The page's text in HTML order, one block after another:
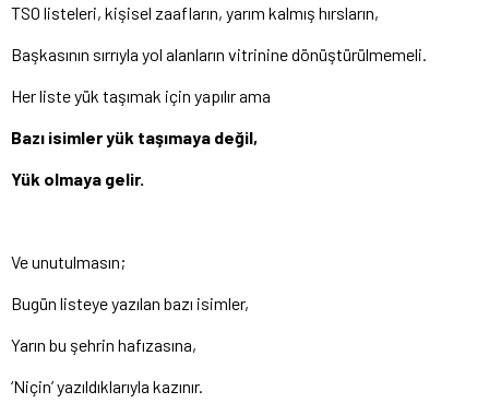
TSO listeleri, kişisel zaafların, yarım kalmış hırsların,
Başkasının sırrıyla yol alanların vitrinine dönüştürülmemeli.
Her liste yük taşımak için yapılır ama
Bazı isimler yük taşımaya değil,
Yük olmaya gelir.
Ve unutulmasın;
Bugün listeye yazılan bazı isimler,
Yarın bu şehrin hafızasına,
‘Niçin’ yazıldıklarıyla kazınır.